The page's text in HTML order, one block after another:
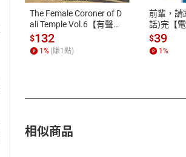
The Female Coroner of D
ali Temple Vol.6【有聲
書】
$132
1 % (賺1 點)
前輩，請
話)完【電
$39
1 %
相似商品